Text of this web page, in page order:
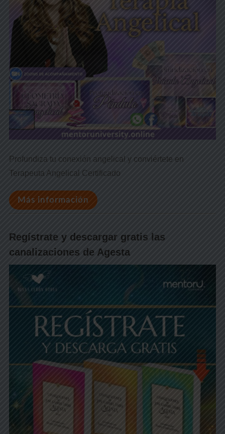
Profundiza tu conexión angelical y conviértete en
Terapeuta Angelical Certificado
Más información
Regístrate y descargar gratis las
canalizaciones de Agesta